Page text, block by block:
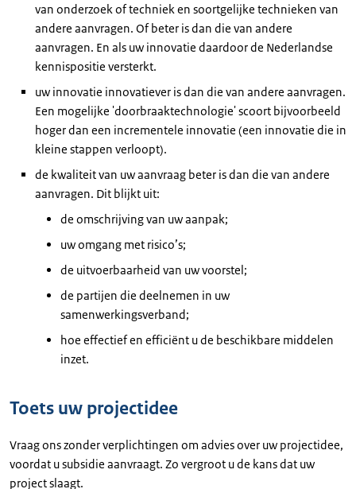
van onderzoek of techniek en soortgelijke technieken van
andere aanvragen. Of beter is dan die van andere
aanvragen. En als uw innovatie daardoor de Nederlandse
kennispositie versterkt.
uw innovatie innovatiever is dan die van andere aanvragen.
Een mogelijke 'doorbraaktechnologie' scoort bijvoorbeeld
hoger dan een incrementele innovatie (een innovatie die in
kleine stappen verloopt).
de kwaliteit van uw aanvraag beter is dan die van andere
aanvragen. Dit blijkt uit:
de omschrijving van uw aanpak;
uw omgang met risico’s;
de uitvoerbaarheid van uw voorstel;
de partijen die deelnemen in uw
samenwerkingsverband;
hoe effectief en efficiënt u de beschikbare middelen
inzet.
Toets uw projectidee
Vraag ons zonder verplichtingen om advies over uw projectidee,
voordat u subsidie aanvraagt. Zo vergroot u de kans dat uw
project slaagt.